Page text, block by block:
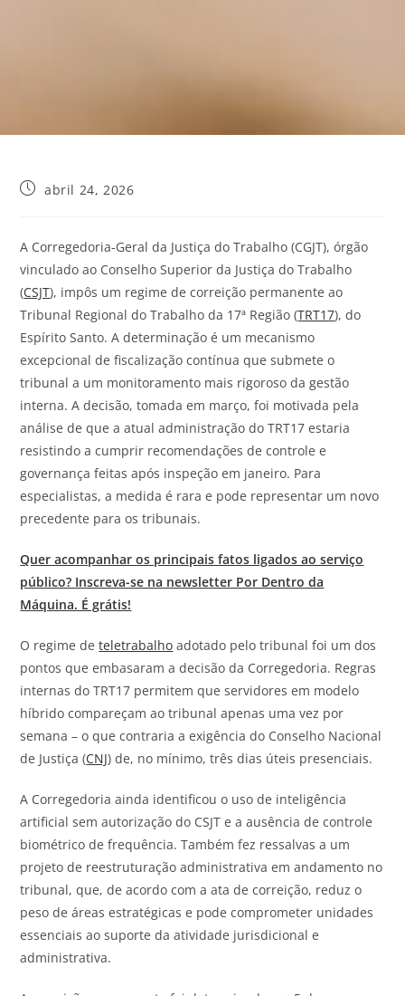
abril 24, 2026
A Corregedoria-Geral da Justiça do Trabalho (CGJT), órgão
vinculado ao Conselho Superior da Justiça do Trabalho
(CSJT), impôs um regime de correição permanente ao
Tribunal Regional do Trabalho da 17ª Região (TRT17), do
Espírito Santo. A determinação é um mecanismo
excepcional de fiscalização contínua que submete o
tribunal a um monitoramento mais rigoroso da gestão
interna. A decisão, tomada em março, foi motivada pela
análise de que a atual administração do TRT17 estaria
resistindo a cumprir recomendações de controle e
governança feitas após inspeção em janeiro. Para
especialistas, a medida é rara e pode representar um novo
precedente para os tribunais.
Quer acompanhar os principais fatos ligados ao serviço
público? Inscreva-se na newsletter Por Dentro da
Máquina. É grátis!
O regime deteletrabalho adotado pelo tribunal foi um dos
pontos que embasaram a decisão da Corregedoria. Regras
internas do TRT17 permitem que servidores em modelo
híbrido compareçam ao tribunal apenas uma vez por
semana – o que contraria a exigência do Conselho Nacional
de Justiça (CNJ) de, no mínimo, três dias úteis presenciais.
A Corregedoria ainda identificou o uso de inteligência
artificial sem autorização do CSJT e a ausência de controle
biométrico de frequência. Também fez ressalvas a um
projeto de reestruturação administrativa em andamento no
tribunal, que, de acordo com a ata de correição, reduz o
peso de áreas estratégicas e pode comprometer unidades
essenciais ao suporte da atividade jurisdicional e
administrativa.